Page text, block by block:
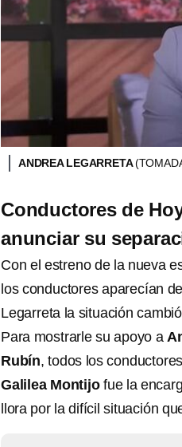
ANDREA LEGARRETA
Conductores de
anunciar su
Con el estreno de la nueva
los conductores aparecían
Legarreta la situación
Para mostrarle su apoyo a
Rubín, todos los
Galilea Montijofue la
llora por la difícil situación